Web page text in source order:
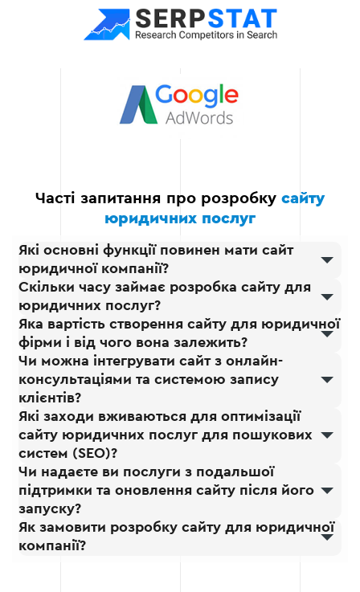
ефективність
Ми пропонуємо
ціни, що дозволяє
отримати професійний
сайт без зайвих витрат.
Часті запитання про розробку сайту
юридичних послуг
Які основні функції повинен мати сайт
юридичної компанії?
Скільки часу займає розробка сайту для
юридичних послуг?
Яка вартість створення сайту для юридичної
фірми і від чого вона залежить?
Чи можна інтегрувати сайт з онлайн-
консультаціями та системою запису
клієнтів?
Які заходи вживаються для оптимізації
сайту юридичних послуг для пошукових
систем (SEO)?
Чи надаєте ви послуги з подальшої
підтримки та оновлення сайту після його
запуску?
Як замовити розробку сайту для юридичної
компанії?